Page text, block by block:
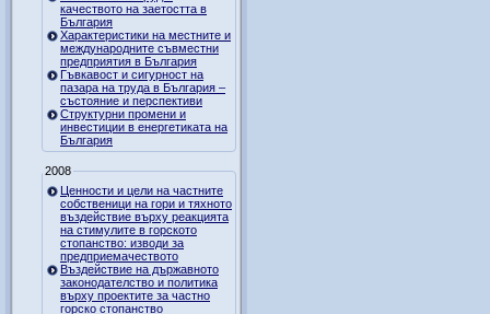
качеството на заетостта в
България
Характеристики на местните и
международните съвместни
предприятия в България
Гъвкавост и сигурност на
пазара на труда в България –
състояние и перспективи
Структурни промени и
инвестиции в енергетиката на
България
2008
Ценности и цели на частните
собственици на гори и тяхното
въздействие върху реакцията
на стимулите в горското
стопанство: изводи за
предприемачеството
Въздействие на държавното
законодателство и политика
върху проектите за частно
горско стопанство